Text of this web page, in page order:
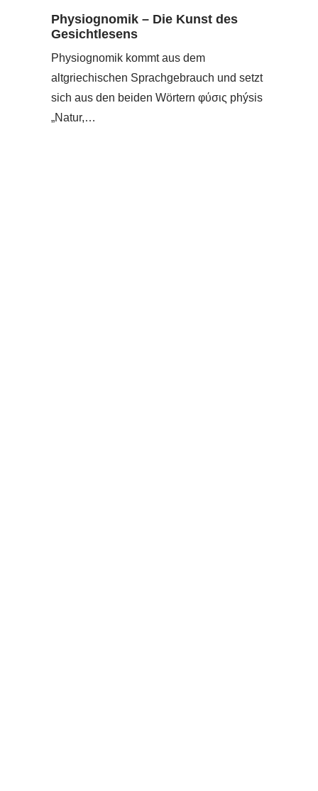
Physiognomik – Die Kunst des
Gesichtlesens
Physiognomik kommt aus dem
altgriechischen Sprachgebrauch und setzt
sich aus den beiden Wörtern φύσις phýsis
„Natur,…